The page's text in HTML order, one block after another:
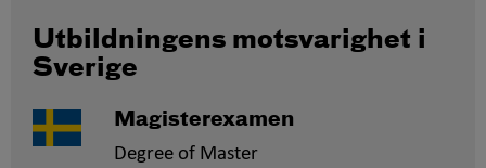
Utbildningens motsvarighet i
Sverige
Magisterexamen
Degree of Master